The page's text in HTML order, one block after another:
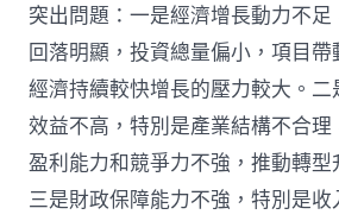
突出問題：一是經濟增長動力不
回落明顯，投資總量偏小，項目
經濟持續較快增長的壓力較大。
效益不高，特別是產業結構不合理
盈利能力和競爭力不強，推動轉型
三是財政保障能力不強，特別是